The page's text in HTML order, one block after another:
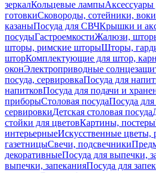
зеркалКольцевые лампы
готовкиСковороды, сотейники, воки
казаныПосуда для СВЧКрышки и
посудыГастроемкостиЖалюзи,
шторы, римские шторыШторы,
шторКомплектующие для штор,
оконЭлектроприводные
посуда, сервировкаПосуда для
напитковПосуда для подачи и
приборыСтоловая посудаПосуда
сервировкиДетская столовая посуда
стойки для цветовКартины, постеры
интерьерныеИскусственные цветы,
газетницыСвечи, подсвечники
декоративныеПосуда для выпечки,
выпечки, запеканияПосуда для